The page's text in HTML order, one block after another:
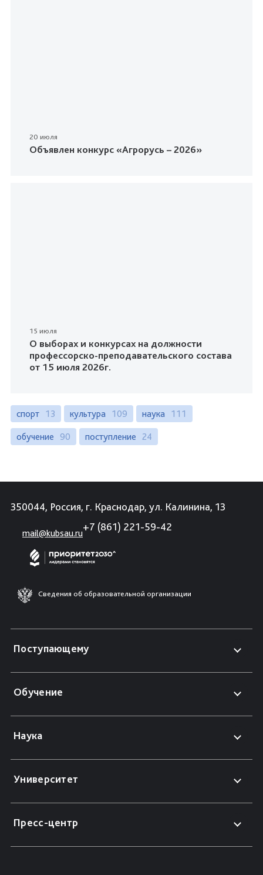
20 июля
Объявлен конкурс «Агрорусь – 2026»
15 июля
О выборах и конкурсах на должности
профессорско-преподавательского состава
от 15 июля 2026г.
спорт 13 культура 109 наука 111
обучение 90 поступление 24
350044, Россия, г. Краснодар, ул. Калинина, 13
mail@kubsau.ru
+7 (861) 221-59-42
Сведения об образовательной организации
Поступающему
Обучение
Наука
Университет
Пресс-центр